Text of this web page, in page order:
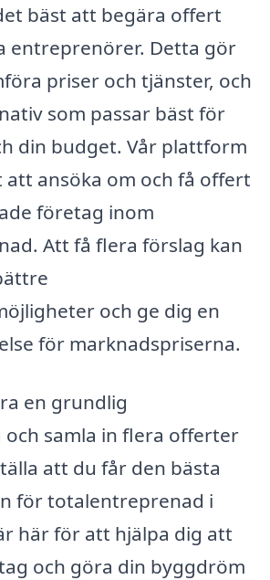
bäst att begära offert
entreprenörer. Detta gör
priser och tjänster, och
som passar bäst för
din budget. Vår plattform
ansöka om och få offert
företag inom
Att få flera förslag kan
och ge dig en
för marknadspriserna.
en grundlig
samla in flera offerter
att du får den bästa
för totalentreprenad i
här för att hjälpa dig att
och göra din byggdröm